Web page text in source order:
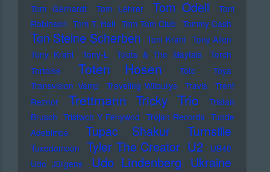
Tom Gerhardt Tom Lehrer Tom Odell
Tom
Robinson Tom T. Hall Tom Tom Club Tommy Cash
Ton Steine Scherben Toni Krahl Tony Allen
Tony Krahl
Tony-L Toots & The Maytals
Torch
Tortoise
Toten Hosen Toto
Toya
Transvision Vamp
Traveling Wilburys Travis
Trent
Reznor
Trettmann Tricky Trio
Tristan
Brusch Tristwch Y Fenywod Trojan Records Tunde
Adebimpe
Tupac Shakur Turnstile
Tuxedomoon Tyler The Creator U2
UB40
Udo Jürgens
Udo Lindenberg Ukraine